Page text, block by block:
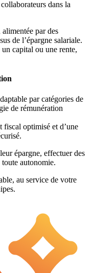
dans la
par des
de l’épargne salariale.
capital ou une rente,
par catégories de
de rémunération
fiscal optimisé et d’une
épargne, effectuer des
autonomie.
au service de votre